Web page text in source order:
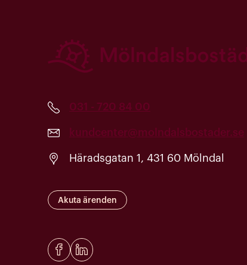
031 - 720 84 00
kundcenter@molndalsbostader.se
Häradsgatan 1, 431 60 Mölndal
Akuta ärenden